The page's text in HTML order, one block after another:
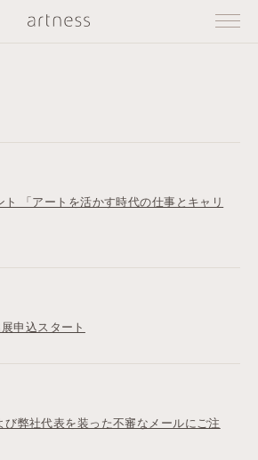
「アートを活かす時代の仕事とキャリ
申込スタート
び弊社代表を装った不審なメールにご注